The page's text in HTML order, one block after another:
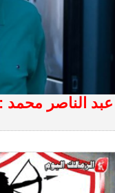
عبد الناصر